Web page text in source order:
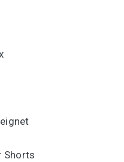
Shorts